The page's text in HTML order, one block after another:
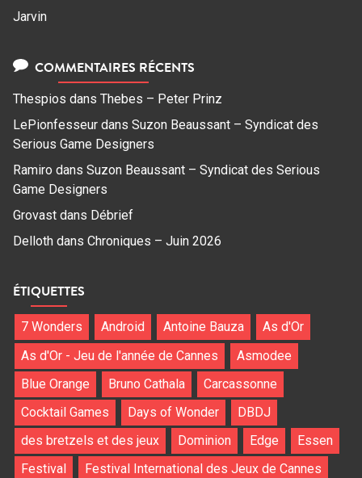
Jarvin
COMMENTAIRES RÉCENTS
Thespios dans Thebes – Peter Prinz
LePionfesseur dans Suzon Beaussant – Syndicat des
Serious Game Designers
Ramiro dans Suzon Beaussant – Syndicat des Serious
Game Designers
Grovast dans Débrief
Delloth dans Chroniques – Juin 2026
ÉTIQUETTES
7 Wonders Android Antoine Bauza
As d'Or
As d'Or - Jeu de l'année de Cannes
Asmodee
Blue Orange
Bruno Cathala
Carcassonne
Cocktail Games
Days of Wonder
DBDJ
des bretzels et des jeux
Dominion Edge
Essen
Festival
Festival International des Jeux de Cannes